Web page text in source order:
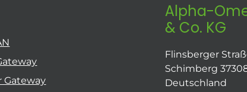
Gateway
Alpha-
& Co. KG
Flinsberger
Schimberg
Deutschland